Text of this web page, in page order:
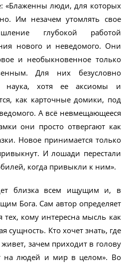
«Блаженны люди, для которых
Им незачем утомлять свое
глубокой работой
нового и неведомого. Они
и необыкновенное только
Для них безусловно
наука, хотя ее аксиомы и
как карточные домики, под
А всё невмещающееся
они просто отвергают как
Новое принимается только
И лошади перестали
когда привыкли к ним».
близка всем ищущим и, в
Бога. Сам автор определяет
тех, кому интересна мысль как
сущность. Кто хочет знать, где
зачем приходит в голову
на людей и мир в целом». Во